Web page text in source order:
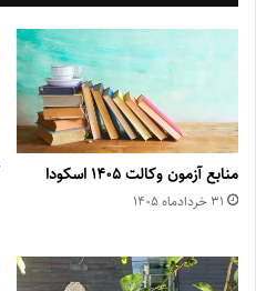
منابع آزمون وکالت ۱۴۰۵ اسکودا
۳۱ خرداد‌ماه ۱۴۰۵